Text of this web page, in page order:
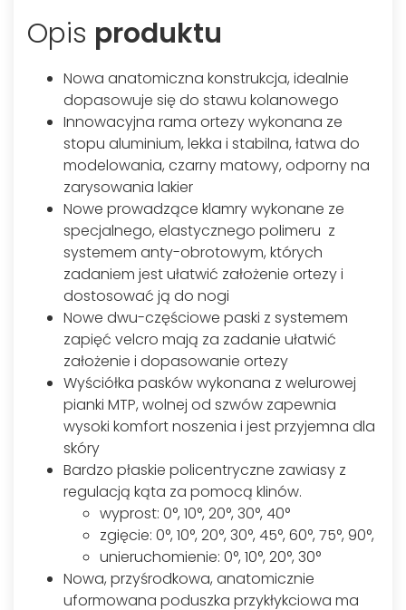
Opis produktu
Nowa anatomiczna konstrukcja, idealnie
dopasowuje się do stawu kolanowego
Innowacyjna rama ortezy wykonana ze
stopu aluminium, lekka i stabilna, łatwa do
modelowania, czarny matowy, odporny na
zarysowania lakier
Nowe prowadzące klamry wykonane ze
specjalnego, elastycznego polimeru z
systemem anty-obrotowym, których
zadaniem jest ułatwić założenie ortezy i
dostosować ją do nogi
Nowe dwu-częściowe paski z systemem
zapięć velcro mają za zadanie ułatwić
założenie i dopasowanie ortezy
Wyściółka pasków wykonana z welurowej
pianki MTP, wolnej od szwów zapewnia
wysoki komfort noszenia i jest przyjemna dla
skóry
Bardzo płaskie policentryczne zawiasy z
regulacją kąta za pomocą klinów.
wyprost: 0°, 10°, 20°, 30°, 40°
zgięcie: 0°, 10°, 20°, 30°, 45°, 60°, 75°, 90°,
unieruchomienie: 0°, 10°, 20°, 30°
Nowa, przyśrodkowa, anatomicznie
uformowana poduszka przykłykciowa ma